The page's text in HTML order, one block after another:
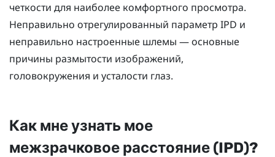
четкости для наиболее комфортного просмотра.
Неправильно отрегулированный параметр IPD и
неправильно настроенные шлемы — основные
причины размытости изображений,
головокружения и усталости глаз.
Как мне узнать мое
межзрачковое расстояние (IPD)?